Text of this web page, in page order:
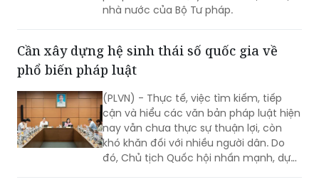
nhà nước của Bộ Tư pháp.
Cần xây dựng hệ sinh thái số quốc gia về
phổ biến pháp luật
(PLVN) - Thực tế, việc tìm kiếm, tiếp
cận và hiểu các văn bản pháp luật hiện
nay vẫn chưa thực sự thuận lợi, còn
khó khăn đối với nhiều người dân. Do
đó, Chủ tịch Quốc hội nhấn mạnh, dự